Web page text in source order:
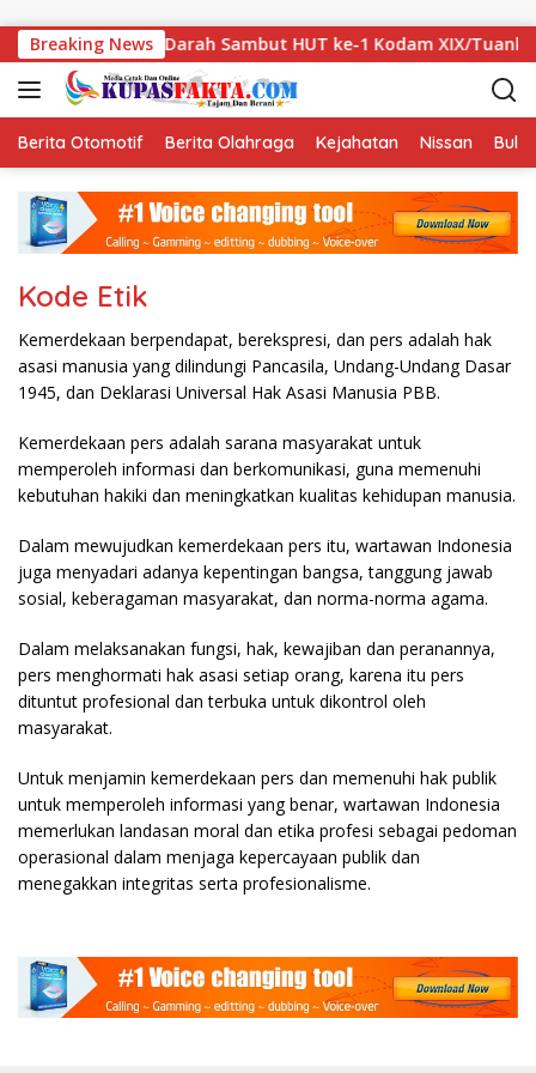
Breaking News
dan Donor Darah Sambut HUT ke-1 Kodam XIX/Tuanku
Berita Otomotif Berita Olahraga Kejahatan Nissan
Kode Etik
Kemerdekaan berpendapat, berekspresi, dan pers adalah hak
asasi manusia yang dilindungi Pancasila, Undang-Undang Dasar
1945, dan Deklarasi Universal Hak Asasi Manusia PBB.
Kemerdekaan pers adalah sarana masyarakat untuk
memperoleh informasi dan berkomunikasi, guna memenuhi
kebutuhan hakiki dan meningkatkan kualitas kehidupan manusia.
Dalam mewujudkan kemerdekaan pers itu, wartawan Indonesia
juga menyadari adanya kepentingan bangsa, tanggung jawab
sosial, keberagaman masyarakat, dan norma-norma agama.
Dalam melaksanakan fungsi, hak, kewajiban dan peranannya,
pers menghormati hak asasi setiap orang, karena itu pers
dituntut profesional dan terbuka untuk dikontrol oleh
masyarakat.
Untuk menjamin kemerdekaan pers dan memenuhi hak publik
untuk memperoleh informasi yang benar, wartawan Indonesia
memerlukan landasan moral dan etika profesi sebagai pedoman
operasional dalam menjaga kepercayaan publik dan
menegakkan integritas serta profesionalisme.